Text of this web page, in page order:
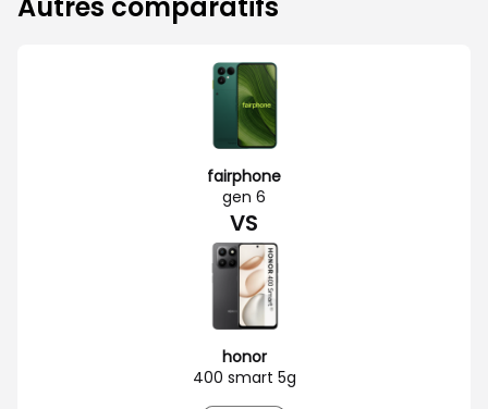
fairphone
gen 6
VS
honor
400 smart 5g